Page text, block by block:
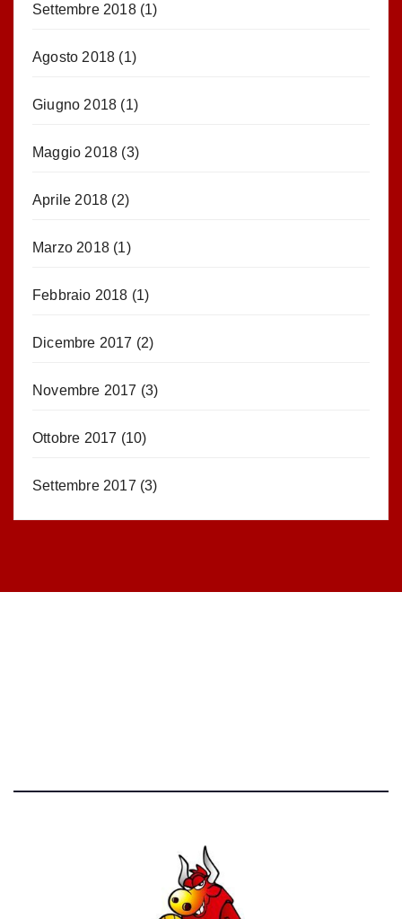
Settembre 2018(1)
Agosto 2018 (1)
Giugno 2018 (1)
Maggio 2018 (3)
Aprile 2018 (2)
Marzo 2018 (1)
Febbraio 2018 (1)
Dicembre 2017 (2)
Novembre 2017 (3)
Ottobre 2017 (10)
Settembre 2017 (3)